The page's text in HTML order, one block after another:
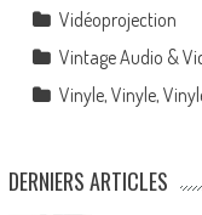
Vidéoprojection
Vintage Audio &
Vinyle, Vinyle,
DERNIERS ARTICLES